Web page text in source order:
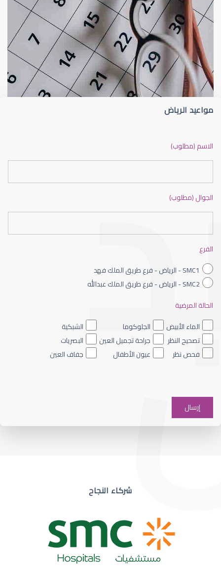
قلوبال لرعاية العين ضعف نظر
ضعف نظر الاطفال
ضعف نظر العين اليسرى
ضعف نظر مفاجئ
مواعيد الرياض
الاسم (مطلوب)
الجوال (مطلوب)
الفرع
SMC1 - الرياض - فرع طريق الملك فهد
SMC2 - الرياض - فرع طريق الملك عبدالله
الحالة المرضية
الماء الأبيض
الجلوكوما
الشبكية
تصحيح النظر
جراحة تجميل العين
البصريات
فحص نظر
عيون الأطفال جفاف العين
شركاء النجاح